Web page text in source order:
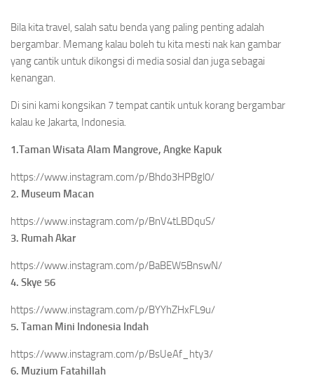
Bila kita travel, salah satu benda yang paling penting adalah
bergambar. Memang kalau boleh tu kita mesti nak kan gambar
yang cantik untuk dikongsi di media sosial dan juga sebagai
kenangan.
Di sini kami kongsikan 7 tempat cantik untuk korang bergambar
kalau ke Jakarta, Indonesia.
1.Taman Wisata Alam Mangrove, Angke Kapuk
https://www.instagram.com/p/Bhdo3HPBgl0/
2. Museum Macan
https://www.instagram.com/p/BnV4tLBDquS/
3. Rumah Akar
https://www.instagram.com/p/BaBEW5BnswN/
4. Skye 56
https://www.instagram.com/p/BYYhZHxFL9u/
5. Taman Mini Indonesia Indah
https://www.instagram.com/p/BsUeAf_hty3/
6. Muzium Fatahillah